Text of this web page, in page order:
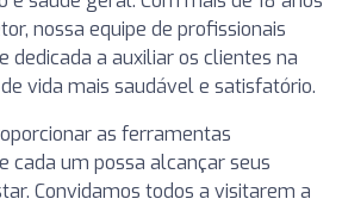
nossa equipe de profissionais
a auxiliar os clientes na
vida mais saudável e satisfatório.
as ferramentas
cada um possa alcançar seus
Convidamos todos a visitarem a